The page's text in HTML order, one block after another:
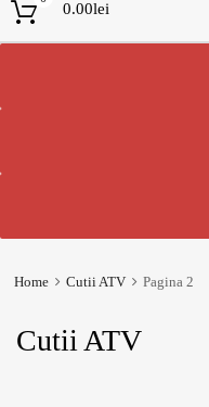
0.00lei
Home Cutii ATV Pagina 2
Cutii ATV